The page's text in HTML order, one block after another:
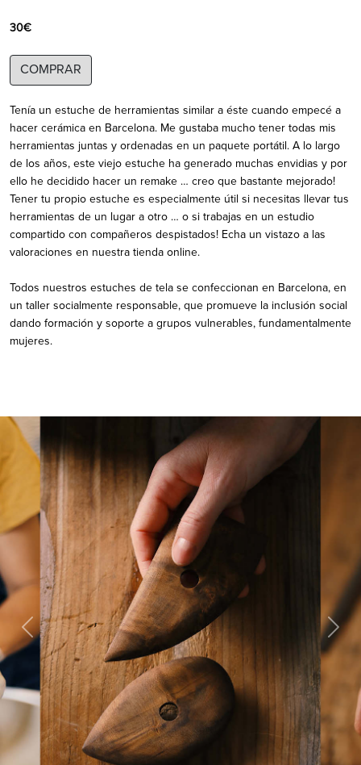
30€
COMPRAR
Tenía un estuche de herramientas similar a éste cuando empecé a
hacer cerámica en Barcelona. Me gustaba mucho tener todas mis
herramientas juntas y ordenadas en un paquete portátil. A lo largo
de los años, este viejo estuche ha generado muchas envidias y por
ello he decidido hacer un remake … creo que bastante mejorado!
Tener tu propio estuche es especialmente útil si necesitas llevar tus
herramientas de un lugar a otro … o si trabajas en un estudio
compartido con compañeros despistados! Echa un vistazo a las
valoraciones en nuestra tienda online.
Todos nuestros estuches de tela se confeccionan en Barcelona, en
un taller socialmente responsable, que promueve la inclusión social
dando formación y soporte a grupos vulnerables, fundamentalmente
mujeres.
Previous Next